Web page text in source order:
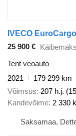
IVECO
25 900 €
Tent veoauto
2021
179 299 km
Võimsus 207 h.j.
Kandevõime 2 330
Saksamaa,